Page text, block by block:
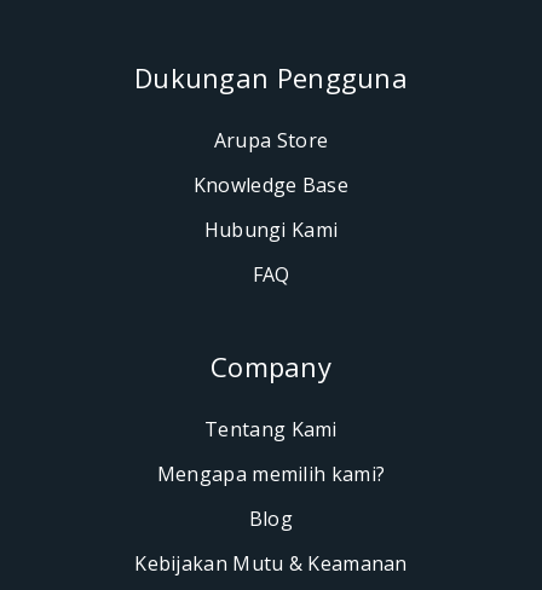
Dukungan Pengguna
Arupa Store
Knowledge Base
Hubungi Kami
FAQ
Company
Tentang Kami
Mengapa memilih kami?
Blog
Kebijakan Mutu & Keamanan